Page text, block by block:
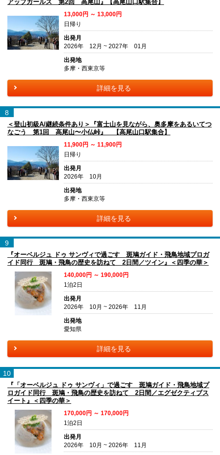
アップガールズ 第2回 高尾山』【高尾山口駅集合】
13,000円 ～ 13,000円
日帰り
出発月
2026年 12月 ~ 2027年 01月
出発地
多摩・西東京等
詳細を見る
8
＜登山初級A/継続条件あり＞『富士山を見ながら、奥多摩をあるいてつ
なごう 第1回 高尾山〜小仏峠』 【高尾山口駅集合】
11,900円 ～ 11,900円
日帰り
出発月
2026年 10月
出発地
多摩・西東京等
詳細を見る
9
『オーベルジュ ドゥ サンヴィで過ごす 斑鳩ガイド・飛鳥地域プロガ
イド同行 斑鳩・飛鳥の歴史を訪ねて 2日間／ツイン』＜四季の華＞
140,000円 ～ 190,000円
1泊2日
出発月
2026年 10月 ~ 2026年 11月
出発地
愛知県
詳細を見る
10
『「オーベルジュ ドゥ サンヴィ」で過ごす 斑鳩ガイド・飛鳥地域プ
ロガイド同行 斑鳩・飛鳥の歴史を訪ねて 2日間／エグゼクティブス
イート』＜四季の華＞
170,000円 ～ 170,000円
1泊2日
出発月
2026年 10月 ~ 2026年 11月